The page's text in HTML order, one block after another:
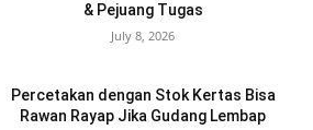
& Pejuang Tugas
July 8, 2026
Percetakan dengan Stok Kertas Bisa
Rawan Rayap Jika Gudang Lembap